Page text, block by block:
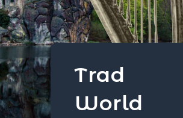
Trad
World